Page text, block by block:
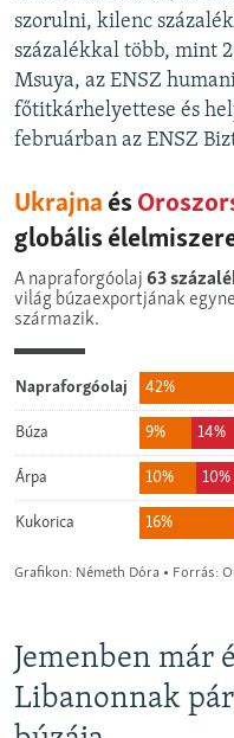
szorulni, kilenc
százalékkal több, mint
Msuya, az ENSZ
főtitkárhelyettese és
februárban az ENSZ
Jemenben már
Libanonnak